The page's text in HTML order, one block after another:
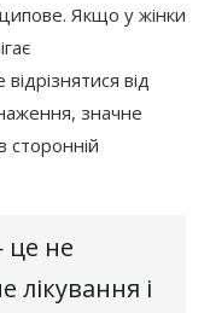
Якщо у жінки
від
значне
сторонній
це не
лікування і